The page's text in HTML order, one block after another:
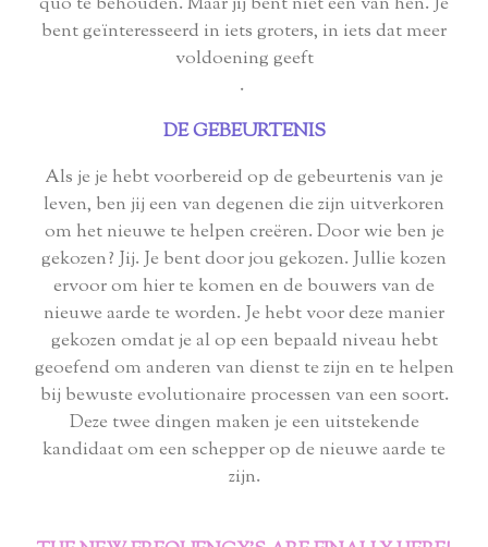
bent geïnteresseerd in iets groters, in iets dat meer
voldoening geeft
.
DE GEBEURTENIS
Als je je hebt voorbereid op de gebeurtenis van je
leven, ben jij een van degenen die zijn uitverkoren
om het nieuwe te helpen creëren. Door wie ben je
gekozen? Jij. Je bent door jou gekozen. Jullie kozen
ervoor om hier te komen en de bouwers van de
nieuwe aarde te worden. Je hebt voor deze manier
gekozen omdat je al op een bepaald niveau hebt
geoefend om anderen van dienst te zijn en te helpen
bij bewuste evolutionaire processen van een soort.
Deze twee dingen maken je een uitstekende
kandidaat om een ​​schepper op de nieuwe aarde te
zijn.